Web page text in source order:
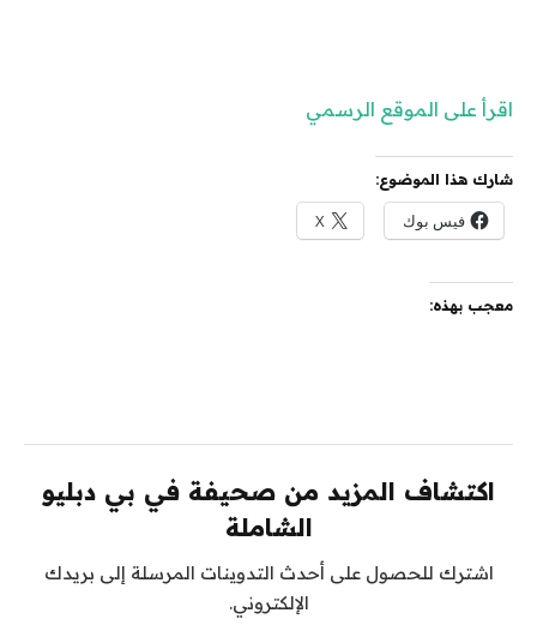
اقرأ على الموقع الرسمي
شارك هذا الموضوع:
فيس بوك X
معجب بهذه:
اكتشاف المزيد من صحيفة في بي دبليو
الشاملة
اشترك للحصول على أحدث التدوينات المرسلة إلى بريدك
الإلكتروني.